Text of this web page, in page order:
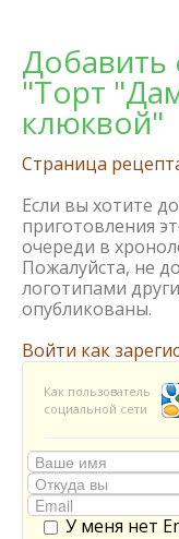
Добавить
"Торт
клюквой"
Страница
Если вы хотите
приготовления
очереди в
Пожалуйста, не
логотипами
опубликованы.
Войти как
Как пользователь
социальной сети
У меня нет